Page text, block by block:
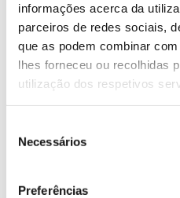
informações acerca da
parceiros de redes sociais,
que as podem combinar
lhes forneceu ou recolhidas
utilização dos respetivos
Necessários
Preferências
Consulte aqui o
13.07.2026
Genoma do priolo e de